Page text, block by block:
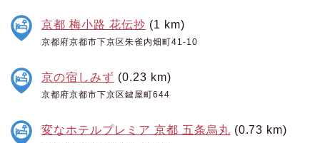
京都 梅小路 花伝抄 (1 km)
京都府京都市下京区朱雀内畑町41-10
京の宿しみず (0.23 km)
京都府京都市下京区鍵屋町644
変なホテルプレミア 京都 五条烏丸 (0.73 km)